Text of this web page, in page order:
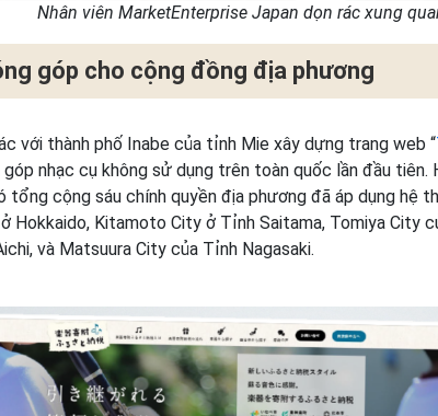
Nhân viên MarketEnterprise Japan dọn rác xung
góp cho cộng đồng địa phương
với thành phố Inabe của tỉnh Mie xây dựng trang web “
góp nhạc cụ không sử dụng trên toàn quốc lần đầu tiên.
tổng cộng sáu chính quyền địa phương đã áp dụng hệ
Hokkaido, Kitamoto City ở Tỉnh Saitama, Tomiya City
và Matsuura City của Tỉnh Nagasaki.